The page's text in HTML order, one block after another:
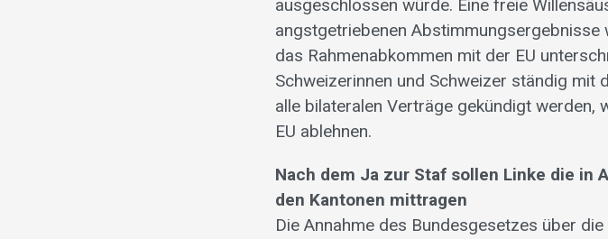
ausgeschlossen würde. Eine freie
angstgetriebenen
das Rahmenabkommen mit der EU
Schweizerinnen und Schweizer ständig mit
alle bilateralen Verträge gekündigt werden,
EU ablehnen.
Nach dem Ja zur Staf sollen Linke die in
den Kantonen mittragen
Die Annahme des Bundesgesetzes über